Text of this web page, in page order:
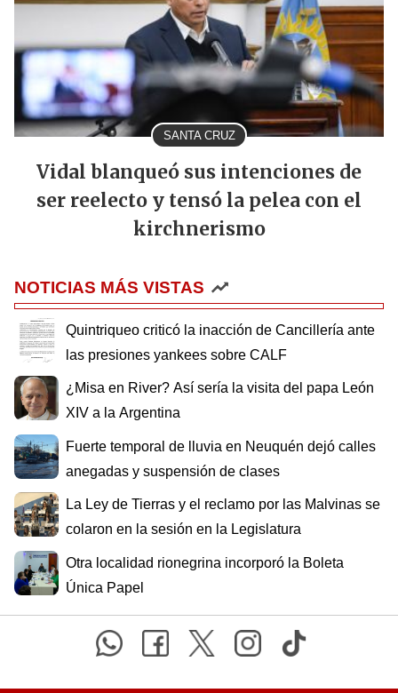
SANTA CRUZ
Vidal blanqueó sus intenciones de
ser reelecto y tensó la pelea con el
kirchnerismo
NOTICIAS MÁS VISTAS
Quintriqueo criticó la inacción de Cancillería ante
las presiones yankees sobre CALF
¿Misa en River? Así sería la visita del papa León
XIV a la Argentina
Fuerte temporal de lluvia en Neuquén dejó calles
anegadas y suspensión de clases
La Ley de Tierras y el reclamo por las Malvinas se
colaron en la sesión en la Legislatura
Otra localidad rionegrina incorporó la Boleta
Única Papel